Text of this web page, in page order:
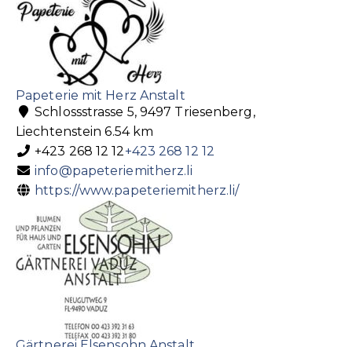
Papeterie mit Herz Anstalt
Schlossstrasse 5, 9497 Triesenberg,
Liechtenstein 6.54 km
+423 268 12 12+423 268 12 12
info@papeteriemitherz.li
https://www.papeteriemitherz.li/